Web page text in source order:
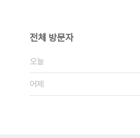
전체 방문자
오늘
어제